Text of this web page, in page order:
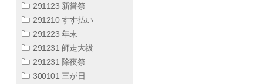
291123 新嘗祭
291210 すす払い
291223 年末
291231 師走大祓
291231 除夜祭
300101 三が日